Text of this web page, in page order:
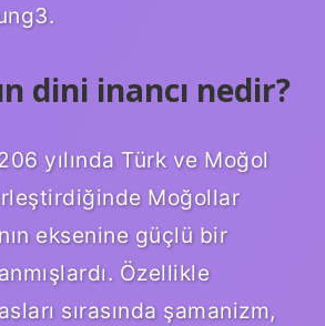
dini inancı nedir?
yılında Türk ve Moğol
Moğollar
eksenine güçlü bir
Özellikle
sırasında şamanizm,